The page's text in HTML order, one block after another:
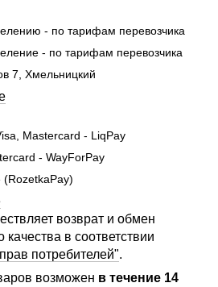
- по тарифам перевозчика
- по тарифам перевозчика
7, Хмельницкий
Mastercard - LiqPay
- WayForPay
возврат и обмен
в соответствии
потребителей".
возможен в течение 14